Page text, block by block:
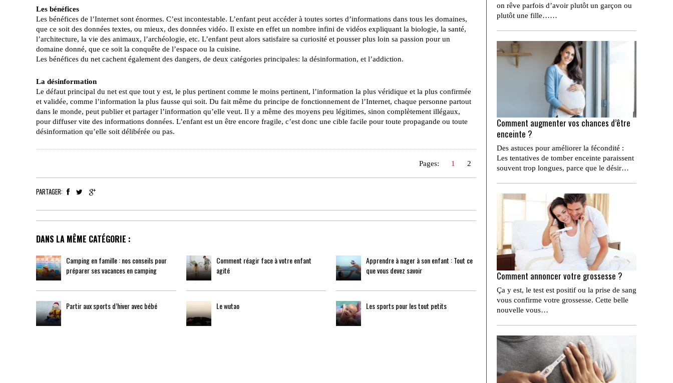
Les bénéfices
Les bénéfices de l’Internet sont énormes. C’est incontestable. L’enfant peut accéder à toutes sortes d’informations dans tous les domaines,
que ce soit des données textes, ou mieux, des données vidéo. Il existe en effet un nombre infini de vidéos expliquant la biologie, la santé,
l’architecture, la vie des animaux, l’archéologie, etc. L’enfant peut alors satisfaire sa curiosité et pousser plus loin sa passion pour un
domaine donné, que ce soit la conquête de l’espace ou la cuisine.
Les bénéfices du net cachent également des dangers, de deux catégories principales: la désinformation, et l’addiction.
La désinformation
Le défaut principal du net est que tout y est, le plus pertinent comme le moins pertinent, l’information la plus véridique et la plus confirmée
et validée, comme l’information la plus fausse qui soit. Du fait même du principe de fonctionnement de l’Internet, chaque personne partout
dans le monde, peut publier et partager l’information qu’elle veut. Il y a même des moyens peu légitimes, sinon complètement illégaux,
pour diffuser vite des informations données. L’enfant est un être encore fragile, c’est donc une cible facile pour toute propagande ou toute
désinformation qu’elle soit délibérée ou pas.
Pages: 1 2
PARTAGER:
DANS LA MÊME CATÉGORIE :
Camping en famille : nos conseils pour
préparer ses vacances en camping
Comment réagir face à votre enfant
agité
Apprendre à nager à son enfant : Tout ce
que vous devez savoir
Partir aux sports d’hiver avec bébé Le wutao Les sports pour les tout petits
on rêve parfois d’avoir plutôt un garçon ou
plutôt une fille……
Comment augmenter vos chances d’être
enceinte ?
Des astuces pour améliorer la fécondité :
Les tentatives de tomber enceinte paraissent
souvent trop longues, parce que le désir…
Comment annoncer votre grossesse ?
Ça y est, le test est positif ou la prise de sang
vous confirme votre grossesse. Cette belle
nouvelle vous…